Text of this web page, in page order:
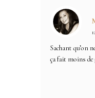
Sachant qu’on
ça fait moins de